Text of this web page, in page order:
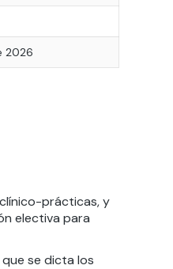
2026
prácticas, y
electiva para
se dicta los